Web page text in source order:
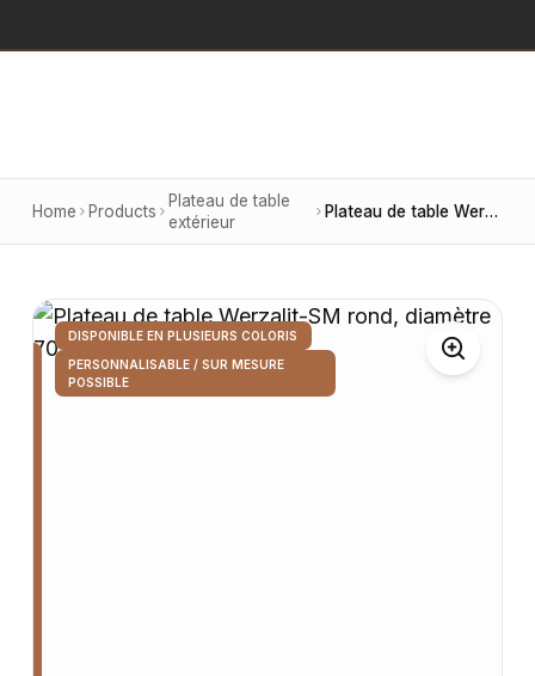
Home Products
Plateau de table
extérieur
Plateau de table Werzalit-SM rond, diamètre 70 cm, finition Lysning 103
DISPONIBLE EN PLUSIEURS COLORIS
PERSONNALISABLE / SUR MESURE
POSSIBLE